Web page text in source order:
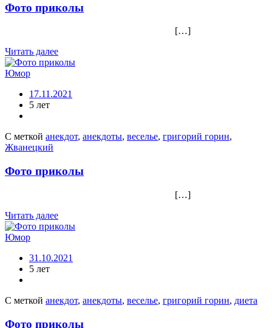
Фото приколы
[…]
Читать далее
Юмор
17.11.2021
5 лет
С меткой анекдот, анекдоты, веселье, григорий горин,
Жванецкий
Фото приколы
[…]
Читать далее
Юмор
31.10.2021
5 лет
С меткой анекдот, анекдоты, веселье, григорий горин, диета
Фото приколы